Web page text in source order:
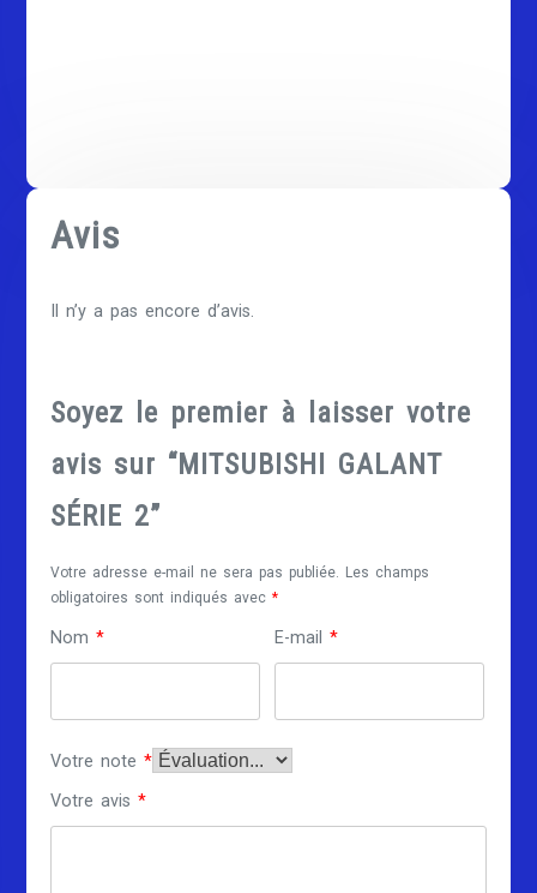
Avis
Il n’y a pas encore d’avis.
Soyez le premier à laisser votre
avis sur “MITSUBISHI GALANT
SÉRIE 2”
Votre adresse e-mail ne sera pas publiée. Les champs
obligatoires sont indiqués avec*
Nom* E-mail*
Votre note*
Votre avis*